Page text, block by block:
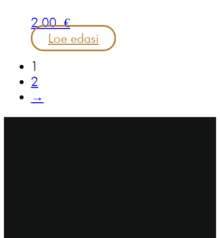
2.00€
Loe edasi
1
2
→